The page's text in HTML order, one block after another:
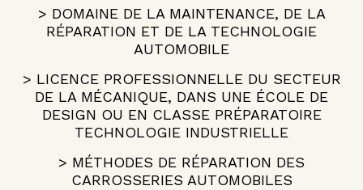
> DOMAINE DE LA MAINTENANCE, DE LA
RÉPARATION ET DE LA TECHNOLOGIE
AUTOMOBILE
> LICENCE PROFESSIONNELLE DU SECTEUR
DE LA MÉCANIQUE, DANS UNE ÉCOLE DE
DESIGN OU EN CLASSE PRÉPARATOIRE
TECHNOLOGIE INDUSTRIELLE
> MÉTHODES DE RÉPARATION DES
CARROSSERIES AUTOMOBILES